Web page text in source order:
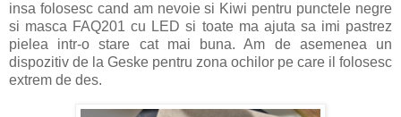
insa folosesc cand am nevoie si Kiwi pentru punctele negre
si masca FAQ201 cu LED si toate ma ajuta sa imi pastrez
pielea intr-o stare cat mai buna. Am de asemenea un
dispozitiv de la Geske pentru zona ochilor pe care il folosesc
extrem de des.